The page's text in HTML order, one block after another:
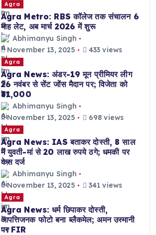
Agra
Agra Metro: RBS कॉलेज तक संचालन 6
माह लेट, अब मार्च 2026 में शुरू
Abhimanyu Singh
November 13, 2025
433 views
Agra
Agra News: अंडर-19 मून प्रीमियर लीग
26 नवंबर से सेंट जोंस मैदान पर; विजेता को
₹31,000
Abhimanyu Singh
November 13, 2025
698 views
Agra
Agra News: IAS बताकर दोस्ती, 8 साल
में युवती-मां से 20 लाख रुपये ठगे; धमकी पर
केस दर्ज
Abhimanyu Singh
November 13, 2025
341 views
Agra
Agra News: धर्म छिपाकर दोस्ती,
आपत्तिजनक फोटो बना ब्लैकमेल; अमन उस्मानी
पर FIR